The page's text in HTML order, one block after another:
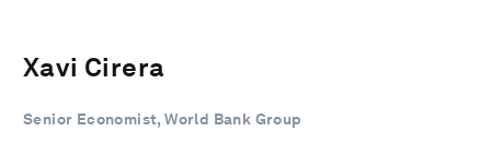
Xavi Cirera
Senior Economist, World Bank Group